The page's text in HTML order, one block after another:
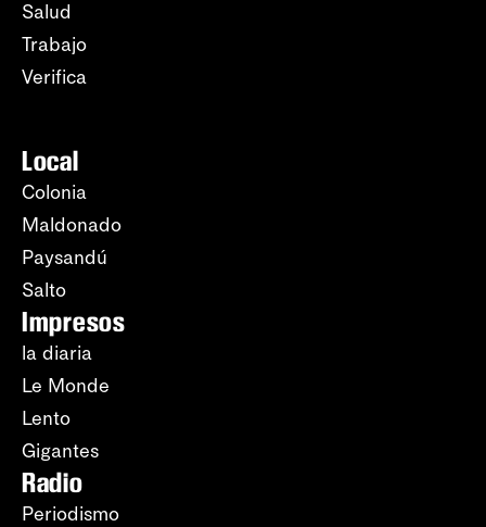
Salud
Trabajo
Verifica
Local
Colonia
Maldonado
Paysandú
Salto
Impresos
la diaria
Le Monde
Lento
Gigantes
Radio
Periodismo